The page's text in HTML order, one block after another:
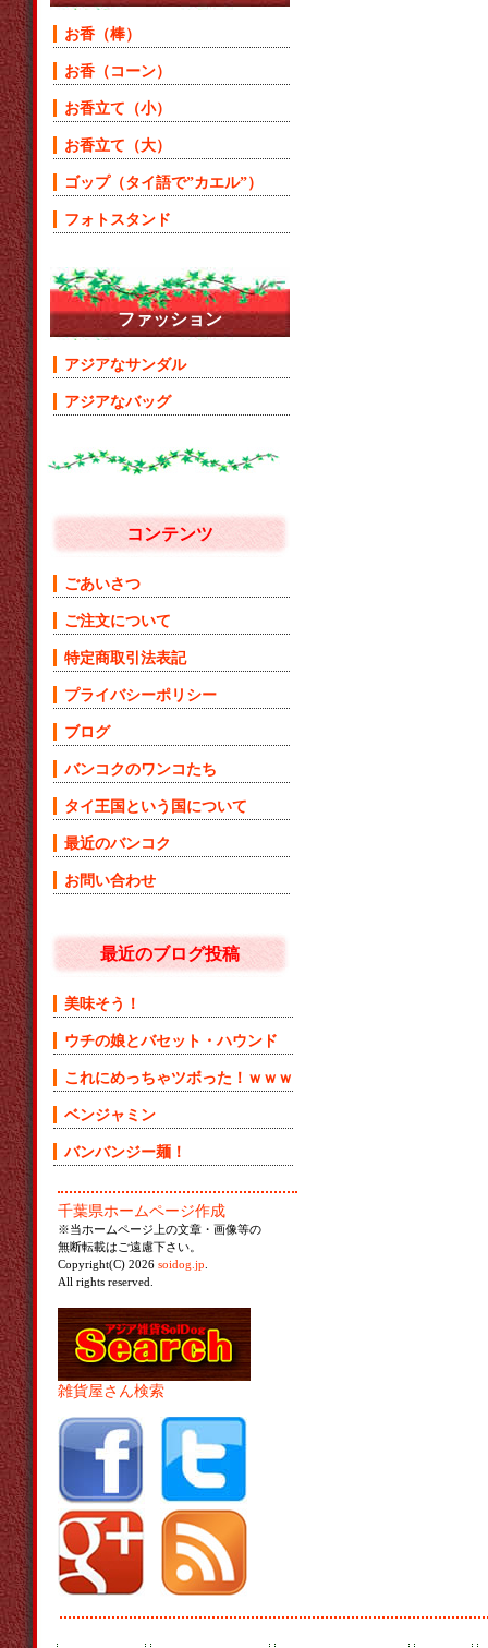
お香（棒）
お香（コーン）
お香立て（小）
お香立て（大）
ゴップ（タイ語で”カエル”）
フォトスタンド
ファッション
アジアなサンダル
アジアなバッグ
コンテンツ
ごあいさつ
ご注文について
特定商取引法表記
プライバシーポリシー
ブログ
バンコクのワンコたち
タイ王国という国について
最近のバンコク
お問い合わせ
最近のブログ投稿
美味そう！
ウチの娘とバセット・ハウンド
これにめっちゃツボった！ｗｗｗ
ベンジャミン
バンバンジー麺！
千葉県ホームページ作成
※当ホームページ上の文章・画像等の
無断転載はご遠慮下さい。
Copyright(C) 2026 soidog.jp
All rights reserved.
雑貨屋さん検索